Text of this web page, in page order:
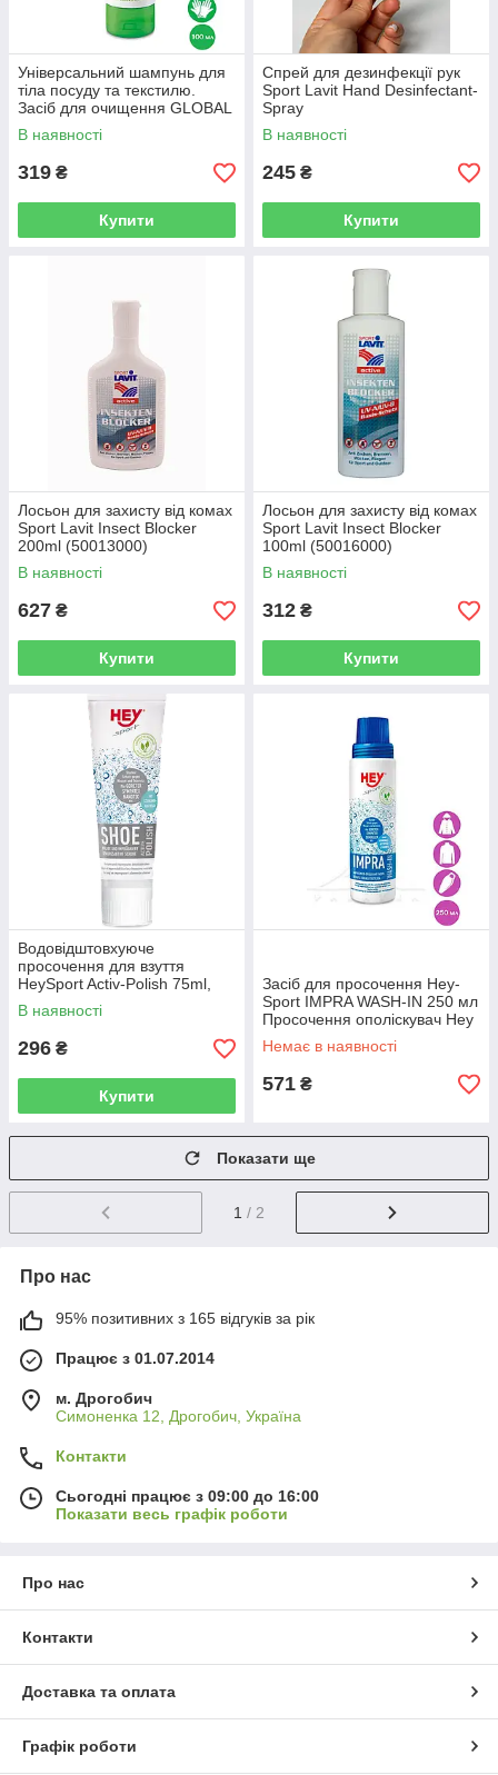
Універсальний шампунь для
тіла посуду та текстилю.
Засіб для очищення GLOBAL
WASH
В наявності
319 ₴
Купити
Спрей для дезинфекції рук
Sport Lavit Hand Desinfectant-
Spray
В наявності
245 ₴
Купити
Лосьон для захисту від комах
Sport Lavit Insect Blocker
200ml (50013000)
В наявності
627 ₴
Купити
Лосьон для захисту від комах
Sport Lavit Insect Blocker
100ml (50016000)
В наявності
312 ₴
Купити
Водовідштовхуюче
просочення для взуття
HeySport Activ-Polish 75ml,
Безбарвний
В наявності
296 ₴
Купити
Засіб для просочення Hey-
Sport IMPRA WASH-IN 250 мл
Просочення ополіскувач Hey
Sport Impra Wash-In
Немає в наявності
571 ₴
Показати ще
1 / 2
Про нас
95% позитивних з 165 відгуків за рік
Працює з 01.07.2014
м. Дрогобич
Симоненка 12, Дрогобич, Україна
Контакти
Сьогодні працює з 09:00 до 16:00
Показати весь графік роботи
Про нас
Контакти
Доставка та оплата
Графік роботи